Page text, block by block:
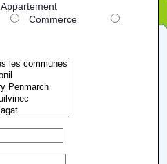
Appartement
Commerce